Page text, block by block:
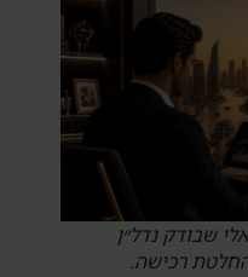
שבודק נדל״ן
רכישה.